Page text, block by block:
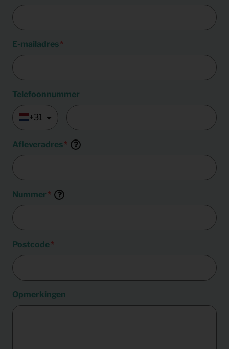
E-mailadres
Telefoonnummer
+31
Afleveradres
Nummer
Postcode
Opmerkingen